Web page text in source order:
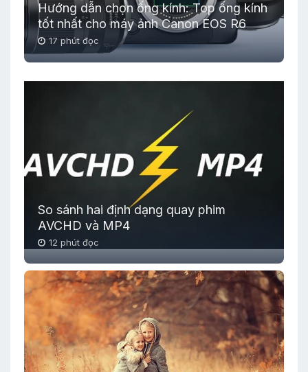
Hướng dẫn chọn ống kính: Top ống kính
tốt nhất cho máy ảnh Canon EOS R6
17 phút đọc
So sánh hai định dạng quay phim
AVCHD và MP4
12 phút đọc